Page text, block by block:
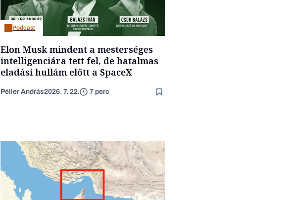
Podcast
Elon Musk mindent a mesterséges
intelligenciára tett fel, de hatalmas
eladási hullám előtt a SpaceX
Péller András2026. 7. 22. 7 perc